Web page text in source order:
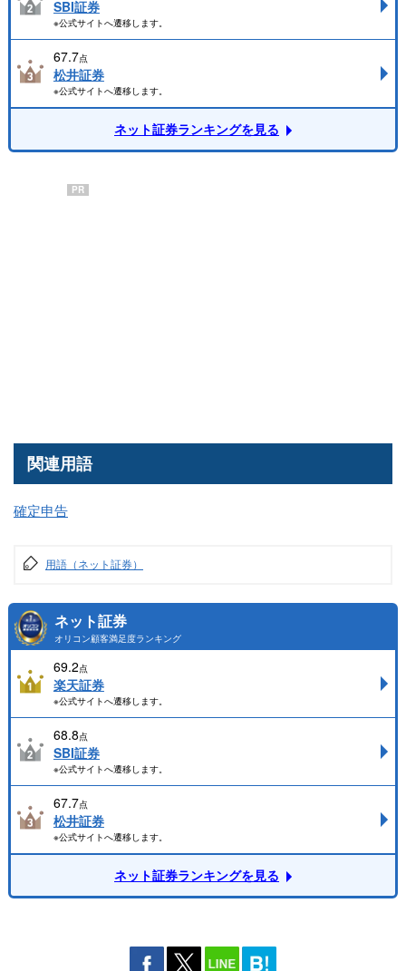
SBI証券
※公式サイトへ遷移します。
67.7点
松井証券
※公式サイトへ遷移します。
ネット証券ランキングを見る
PR
関連用語
確定申告
用語（ネット証券）
ネット証券
オリコン顧客満足度ランキング
69.2点
楽天証券
※公式サイトへ遷移します。
68.8点
SBI証券
※公式サイトへ遷移します。
67.7点
松井証券
※公式サイトへ遷移します。
ネット証券ランキングを見る